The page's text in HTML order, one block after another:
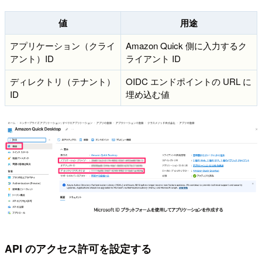
値 用途
アプリケーション（クライ
アント）ID
Amazon Quick 側に入力するク
ライアント ID
ディレクトリ（テナント）
ID
OIDC エンドポイントの URL に
埋め込む値
API のアクセス許可を設定する